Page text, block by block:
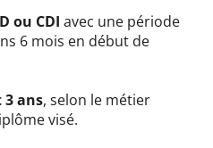
ou CDI avec une période
6 mois en début de
3 ans, selon le métier
visé.